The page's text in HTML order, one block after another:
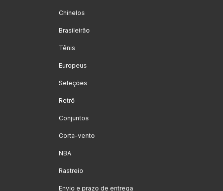
Chinelos
Brasileirão
Tênis
Europeus
Seleções
Retrô
Conjuntos
Corta-vento
NBA
Rastreio
Envio e prazo de entrega